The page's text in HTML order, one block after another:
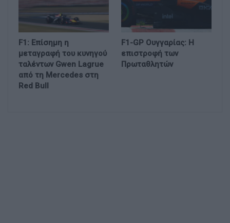
F1: Επίσημη η
μεταγραφή του κυνηγού
ταλέντων Gwen Lagrue
από τη Mercedes στη
Red Bull
F1-GP Ουγγαρίας: Η
επιστροφή των
Πρωταθλητών